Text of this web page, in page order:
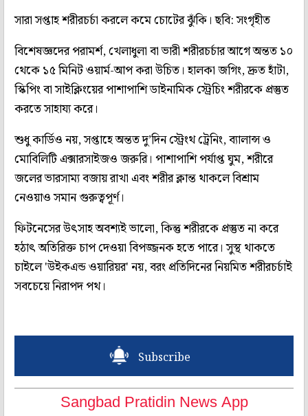
সারা সপ্তাহ শরীরচর্চা করলে কমে চোটের ঝুঁকি। ছবি: সংগৃহীত
বিশেষজ্ঞদের পরামর্শ, খেলাধুলা বা ভারী শরীরচর্চার আগে অন্তত ১০
থেকে ১৫ মিনিট ওয়ার্ম-আপ করা উচিত। হালকা জগিং, দ্রুত হাঁটা,
স্কিপিং বা সাইক্লিংয়ের পাশাপাশি ডাইনামিক স্ট্রেচিং শরীরকে প্রস্তুত
করতে সাহায্য করে।
শুধু কার্ডিও নয়, সপ্তাহে অন্তত দু’দিন স্ট্রেংথ ট্রেনিং, ব্যালান্স ও
মোবিলিটি এক্সারসাইজও জরুরি। পাশাপাশি পর্যাপ্ত ঘুম, শরীরে
জলের ভারসাম্য বজায় রাখা এবং শরীর ক্লান্ত থাকলে বিশ্রাম
নেওয়াও সমান গুরুত্বপূর্ণ।
ফিটনেসের উৎসাহ অবশ্যই ভালো, কিন্তু শরীরকে প্রস্তুত না করে
হঠাৎ অতিরিক্ত চাপ দেওয়া বিপজ্জনক হতে পারে। সুস্থ থাকতে
চাইলে 'উইকএন্ড ওয়ারিয়র' নয়, বরং প্রতিদিনের নিয়মিত শরীরচর্চাই
সবচেয়ে নিরাপদ পথ।
Subscribe
Sangbad Pratidin News App